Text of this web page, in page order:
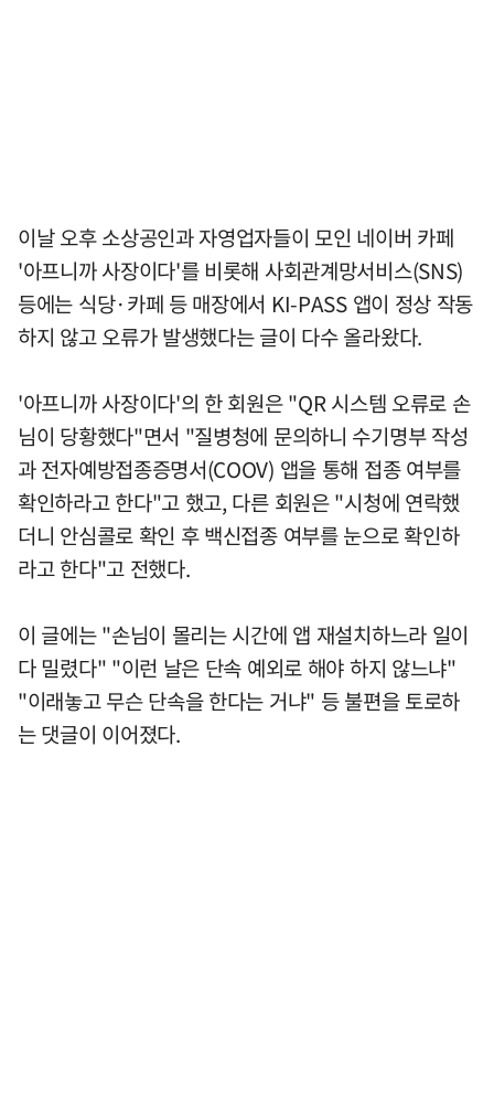
이날 오후 소상공인과 자영업자들이 모인 네이버 카페
'아프니까 사장이다'를 비롯해 사회관계망서비스(SNS)
등에는 식당·카페 등 매장에서 KI-PASS 앱이 정상 작동
하지 않고 오류가 발생했다는 글이 다수 올라왔다.
'아프니까 사장이다'의 한 회원은 "QR 시스템 오류로 손
님이 당황했다"면서 "질병청에 문의하니 수기명부 작성
과 전자예방접종증명서(COOV) 앱을 통해 접종 여부를
확인하라고 한다"고 했고, 다른 회원은 "시청에 연락했
더니 안심콜로 확인 후 백신접종 여부를 눈으로 확인하
라고 한다"고 전했다.
이 글에는 "손님이 몰리는 시간에 앱 재설치하느라 일이
다 밀렸다" "이런 날은 단속 예외로 해야 하지 않느냐"
"이래놓고 무슨 단속을 한다는 거냐" 등 불편을 토로하
는 댓글이 이어졌다.